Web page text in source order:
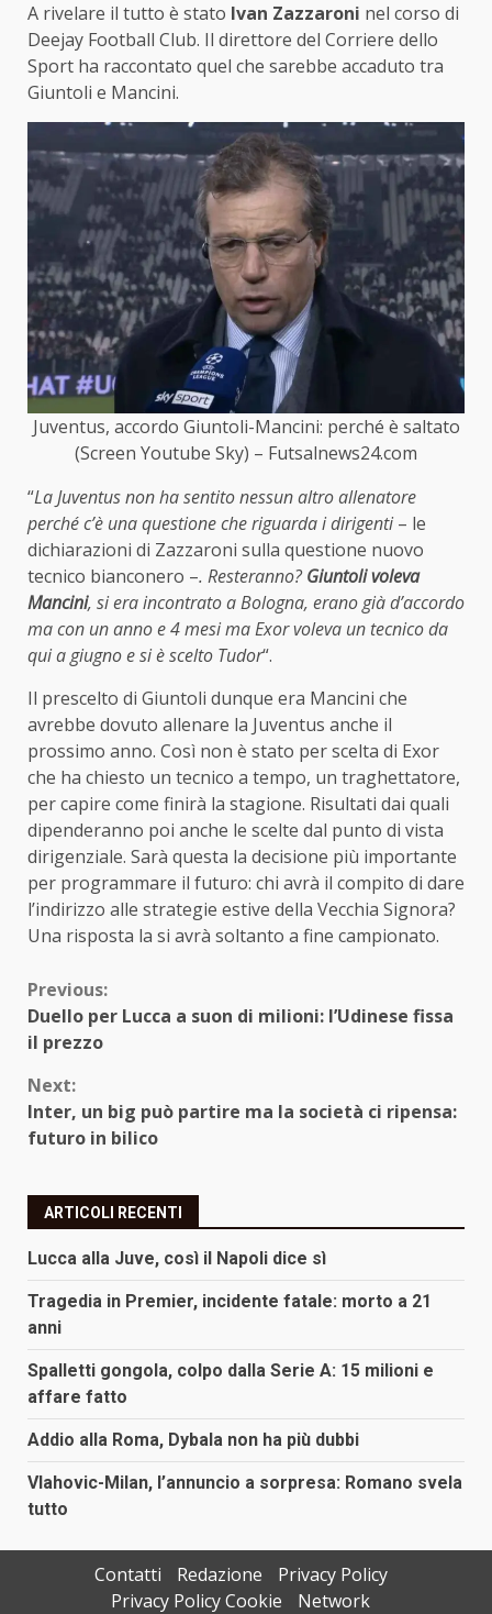
A rivelare il tutto è stato Ivan Zazzaroni nel corso di
Deejay Football Club. Il direttore del Corriere dello
Sport ha raccontato quel che sarebbe accaduto tra
Giuntoli e Mancini.
Juventus, accordo Giuntoli-Mancini: perché è saltato
(Screen Youtube Sky) – Futsalnews24.com
“La Juventus non ha sentito nessun altro allenatore
perché c’è una questione che riguarda i dirigenti– le
dichiarazioni di Zazzaroni sulla questione nuovo
tecnico bianconero –. Resteranno?Giuntoli voleva
Mancini, si era incontrato a Bologna, erano già d’accordo
ma con un anno e 4 mesi ma Exor voleva un tecnico da
qui a giugno e si è scelto Tudor“.
Il prescelto di Giuntoli dunque era Mancini che
avrebbe dovuto allenare la Juventus anche il
prossimo anno. Così non è stato per scelta di Exor
che ha chiesto un tecnico a tempo, un traghettatore,
per capire come finirà la stagione. Risultati dai quali
dipenderanno poi anche le scelte dal punto di vista
dirigenziale. Sarà questa la decisione più importante
per programmare il futuro: chi avrà il compito di dare
l’indirizzo alle strategie estive della Vecchia Signora?
Una risposta la si avrà soltanto a fine campionato.
Continue
Reading
Previous:
Duello per Lucca a suon di milioni: l’Udinese fissa
il prezzo
Next:
Inter, un big può partire ma la società ci ripensa:
futuro in bilico
ARTICOLI RECENTI
Lucca alla Juve, così il Napoli dice sì
Tragedia in Premier, incidente fatale: morto a 21
anni
Spalletti gongola, colpo dalla Serie A: 15 milioni e
affare fatto
Addio alla Roma, Dybala non ha più dubbi
Vlahovic-Milan, l’annuncio a sorpresa: Romano svela
tutto
Contatti Redazione
Privacy Policy
Privacy Policy Cookie
Network